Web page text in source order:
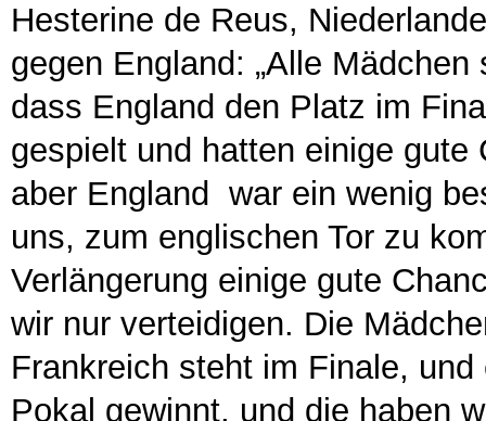
Hesterine de Reus,
gegen England: „Alle
dass England den Platz im
gespielt und hatten einige
aber England war ein wenig
uns, zum englischen Tor zu
Verlängerung einige gute
wir nur verteidigen. Die
Frankreich steht im Finale,
Pokal gewinnt, und die haben